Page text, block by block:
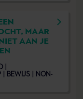
MAAR
AAN JE
|
|
BEWIJS |
NON-